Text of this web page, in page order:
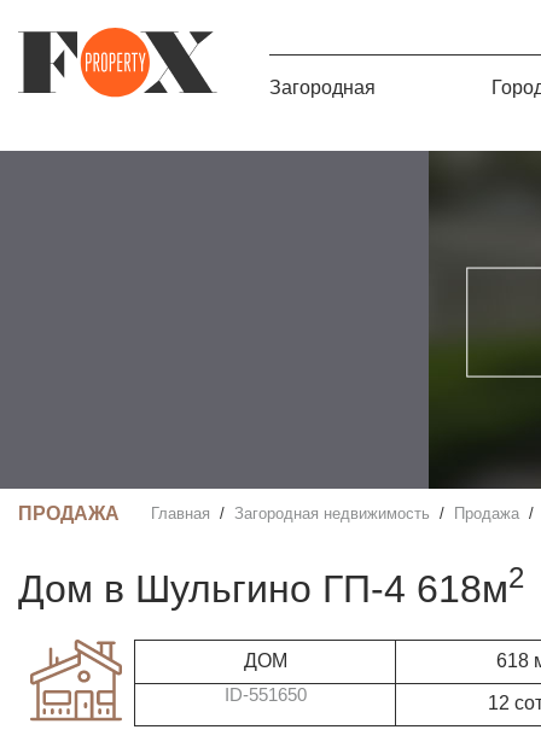
Загородная
ПРОДАЖА Главная Загородная недвижимость Продажа
дом в Шульгино ГП-4 618м2
ДОМ 618
ID-551650 12